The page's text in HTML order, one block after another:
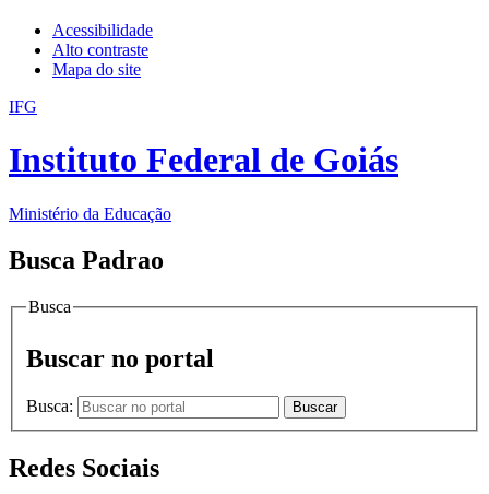
Acessibilidade
Alto contraste
Mapa do site
IFG
Instituto Federal de Goiás
Ministério da Educação
Busca Padrao
Busca
Buscar no portal
Busca: Buscar
Redes Sociais